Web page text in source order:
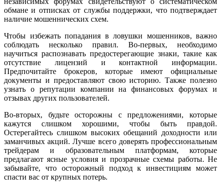
обмане и отписках от службы поддержки, что подтверждает
наличие мошеннических схем.
Чтобы избежать попадания в ловушки мошенников, важно
соблюдать несколько правил. Во-первых, необходимо
научиться распознавать предостерегающие знаки, такие как
отсутствие лицензий и контактной информации.
Предпочитайте брокеров, которые имеют официальные
документы и предоставляют свою историю. Также полезно
узнать о репутации компании на финансовых форумах и
отзывах других пользователей.
Во-вторых, будьте осторожны с предложениями, которые
кажутся слишком хорошими, чтобы быть правдой.
Остерегайтесь слишком высоких обещаний доходности или
заманчивых акций. Лучше всего доверять профессиональным
трейдерам и образовательным платформам, которые
предлагают ясные условия и прозрачные схемы работы. Не
забывайте, что осторожный подход к инвестициям может
спасти вас от крупных потерь.